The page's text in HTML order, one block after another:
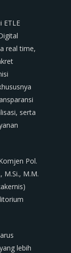
ETLE
real time,
serta
Pol.
M.Si., M.M.
lebih